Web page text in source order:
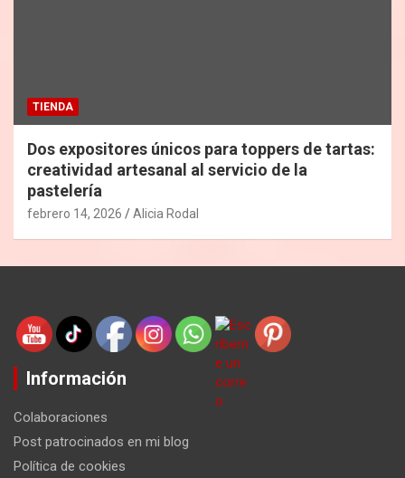
TIENDA
Dos expositores únicos para toppers de tartas:
creatividad artesanal al servicio de la
pastelería
febrero 14, 2026 Alicia Rodal
Información
Colaboraciones
Post patrocinados en mi blog
Política de cookies